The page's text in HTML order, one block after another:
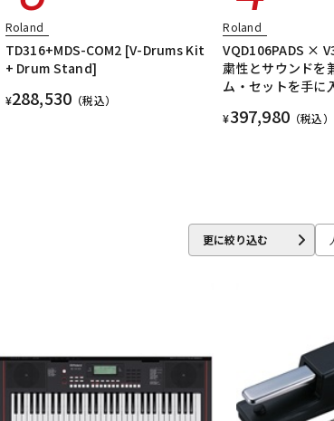
Roland
TD316+MDS-COM2 [V-Drums Kit
+ Drum Stand]
¥288,530 （税込）
Roland
VQD106PADS ×
粛性とサウンドを
ム・セットを手に
¥397,980 （税込）
更に絞り込む